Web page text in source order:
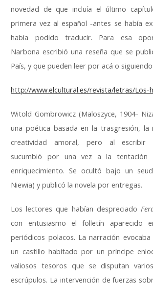
novedad de que incluía el último
primera vez al español -antes se había
había podido traducir. Para esa
Narbona escribió una reseña que se
País, y que pueden leer por acá o siguiendo
http://www.elcultural.es/revista/letras/Los-
Witold Gombrowicz (Maloszyce, 1904-
una poética basada en la trasgresión, la
creatividad amoral, pero al escribir
sucumbió por una vez a la
enriquecimiento. Se ocultó bajo un
Niewia) y publicó la novela por entregas.
Los lectores que habían despreciado
con entusiasmo el folletín aparecido
periódicos polacos. La narración
un castillo habitado por un príncipe
valiosos tesoros que se disputan
escrúpulos. La intervención de fuerzas